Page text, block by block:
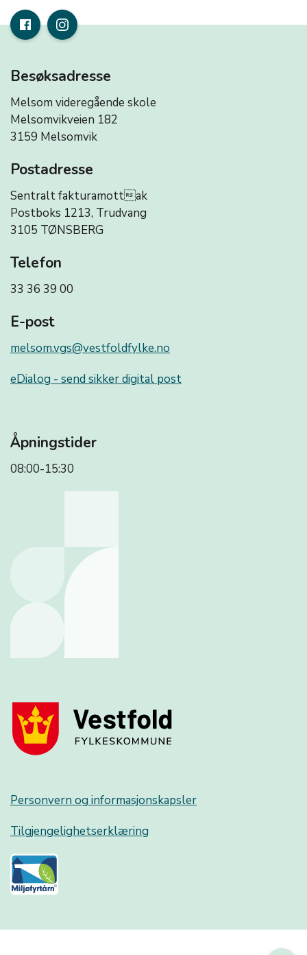
Besøksadresse
Melsom videregående skole
Melsomvikveien 182
3159 Melsomvik
Postadresse
Sentralt fakturamottak
Postboks 1213, Trudvang
3105 TØNSBERG
Telefon
33 36 39 00
E-post
melsom.vgs@vestfoldfylke.no
eDialog - send sikker digital post
Åpningstider
08:00-15:30
Personvern og informasjonskapsler
Tilgjengelighetserklæring